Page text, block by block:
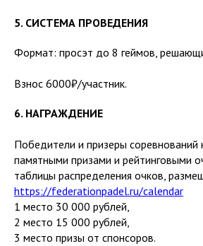
5. СИСТЕМА ПРОВЕДЕНИЯ
Формат: просэт до 8 геймов,
Взнос 6000₽/участник.
6. НАГРАЖДЕНИЕ
Победители и призеры соревнований
памятными призами и рейтинговыми
таблицы распределения очков,
https://federationpadel.ru/calendar
1 место 30 000 рублей,
2 место 15 000 рублей,
3 место призы от спонсоров.